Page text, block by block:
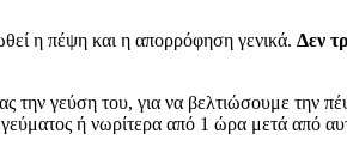
η πέψη και η απορρόφηση γενικά. Δεν
την γεύση του, για να βελτιώσουμε την
ή νωρίτερα από 1 ώρα μετά από